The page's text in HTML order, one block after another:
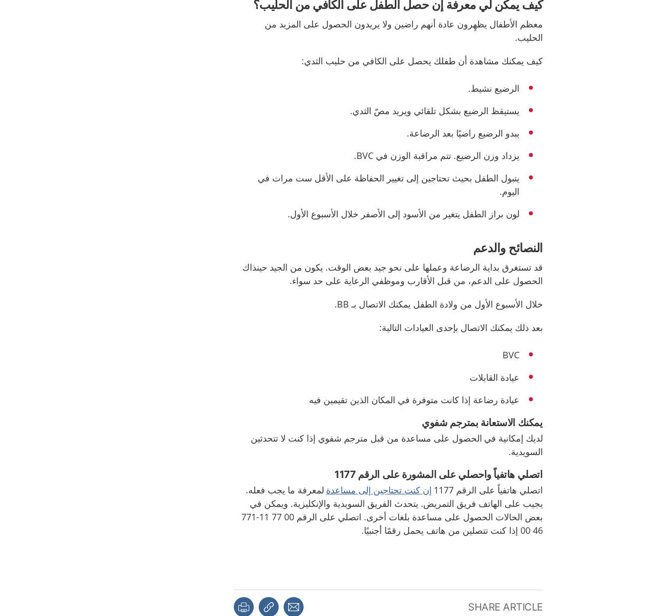
كيف يمكن لي معرفة إن حصل الطفل على الكافي من الحليب؟
معظم الأطفال يظهِرون عادة أنهم راضين ولا يريدون الحصول على المزيد من
الحليب.
كيف يمكنك مشاهدة أن طفلك يحصل على الكافي من حليب الثدي:
الرضيع نشيط.
يستيقظ الرضيع بشكل تلقائي ويريد مصّ الثدي.
يبدو الرضيع راضيًا بعد الرضاعة.
يزداد وزن الرضيع. تتم مراقبة الوزن فيBVC.
يتبول الطفل بحيث تحتاجين إلى تغيير الحفاظة على الأقل ست مرات في
اليوم.
لون براز الطفل يتغير من الأسود إلى الأصفر خلال الأسبوع الأول.
النصائح والدعم
قد تستغرق بداية الرضاعة وعملها على نحو جيد بعض الوقت. يكون من الجيد حينذاك
الحصول على الدعم، من قبل الأقارب وموظفي الرعاية على حد سواء.
خلال الأسبوع الأول من ولادة الطفل يمكنك الاتصال بـ BB.
بعد ذلك يمكنك الاتصال بإحدى العيادات التالية:
BVC
عيادة القابلات
عيادة رضاعة إذا كانت متوفرة في المكان الذين تقيمين فيه
يمكنك الاستعانة بمترجم شفوي
لديك إمكانية في الحصول على مساعدة من قبل مترجم شفوي إذا كنت لا تتحدثين
السويدية.
اتصلي هاتفياً واحصلي على المشورة على الرقم 1177
اتصلي هاتفياً على الرقم1177 إن كنت تحتاجين إلى مساعدة لمعرفة ما يجب فعله.
يجيب على الهاتف فريق التمريض. يتحدث الفريق السويدية والإنكليزية. ويمكن في
بعض الحالات الحصول على مساعدة بلغات أخرى. اتصلي على الرقم 00 77 11-771
46 00 إذا كنت تتصلين من هاتف يحمل رقمًا أجنبيًا.
SHARE ARTICLE
Share with a friend
Copy link